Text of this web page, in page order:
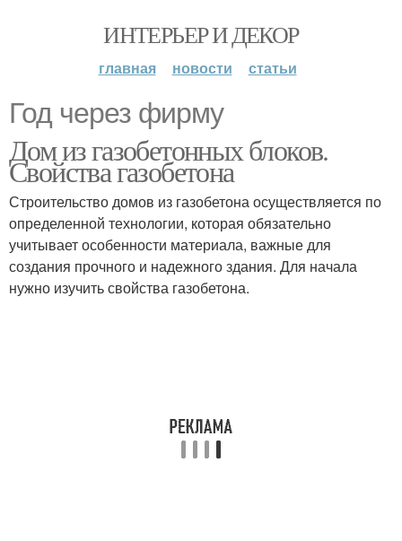
ИНТЕРЬЕР И ДЕКОР
главная новости статьи
Год через фирму
Дом из газобетонных блоков.
Свойства газобетона
Строительство домов из газобетона осуществляется по
определенной технологии, которая обязательно
учитывает особенности материала, важные для
создания прочного и надежного здания. Для начала
нужно изучить свойства газобетона.